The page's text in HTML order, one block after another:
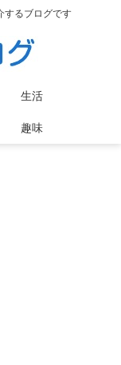
するブログです
生活
趣味